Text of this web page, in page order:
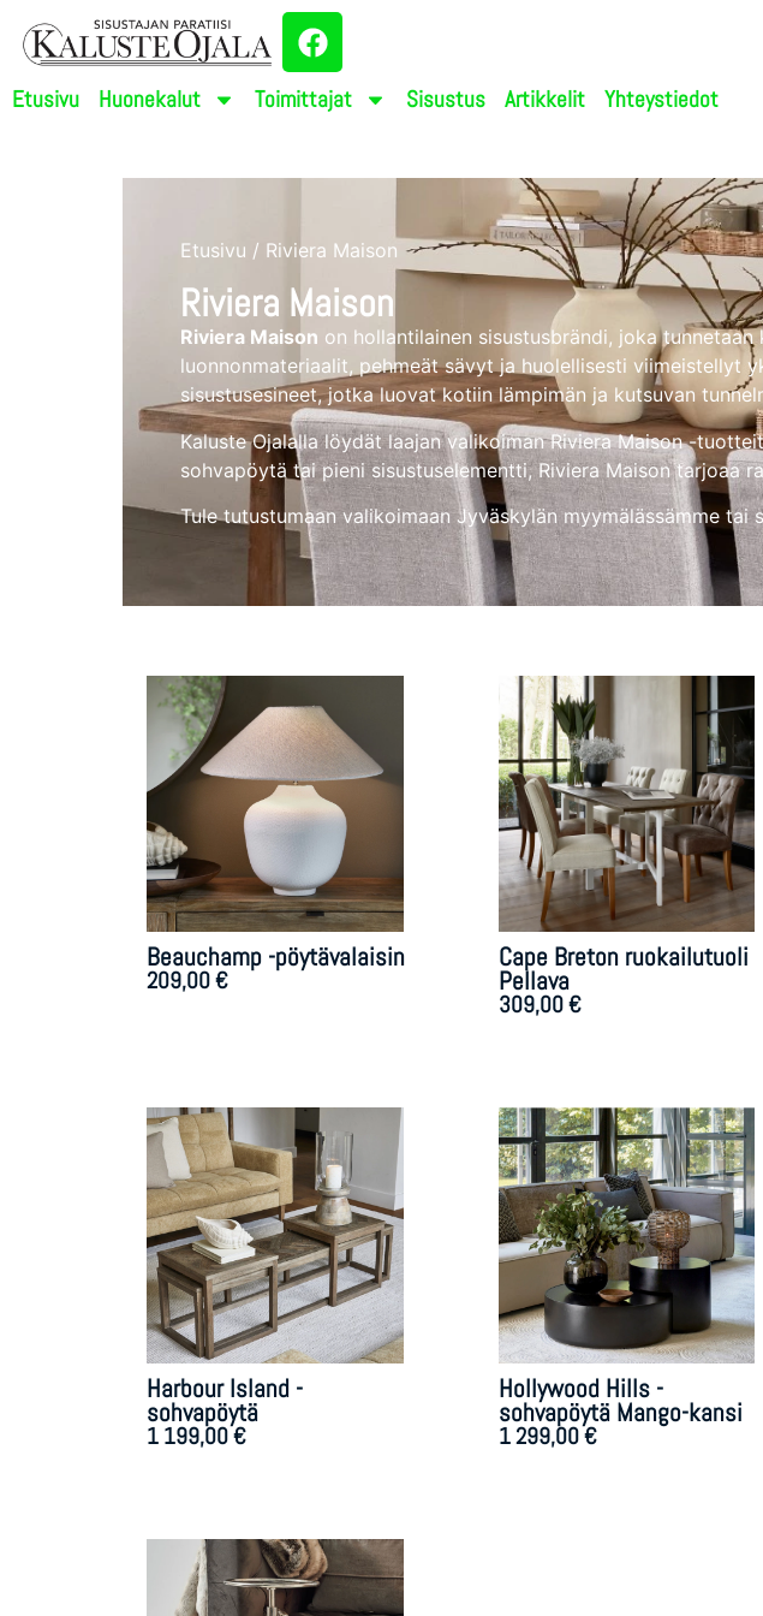
Etusivu Huonekalut Toimittajat Sisustus Artikkelit Yhteystiedot
Etusivu / Riviera Maison
Riviera Maison
Riviera Maison on hollantilainen sisustusbrändi, joka
luonnonmateriaalit, pehmeät sävyt ja huolellisesti viimeistellyt
sisustusesineet, jotka luovat kotiin lämpimän ja kutsuvan
Kaluste Ojalalla löydät laajan valikoiman Riviera Maison -
sohvapöytä tai pieni sisustuselementti, Riviera Maison tarjoaa
Tule tutustumaan valikoimaan Jyväskylän myymälässämme
Beauchamp -pöytävalaisin
209,00€
Cape Breton ruokailutuoli
Pellava
309,00€
Harbour Island -
sohvapöytä
1 199,00€
Hollywood Hills -
sohvapöytä Mango-kansi
1 299,00€